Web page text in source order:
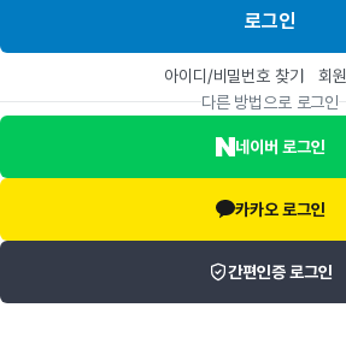
로그인
아이디/비밀번호 찾기
회
다른 방법으로 로그인
네이버 로그인
카카오 로그인
간편인증 로그인